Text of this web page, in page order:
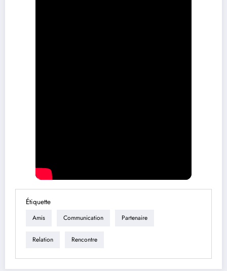
Étiquette
Amis Communication Partenaire
Relation Rencontre